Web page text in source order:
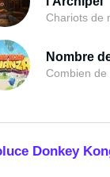
Chariots de
Nombre
Combien de
Donkey